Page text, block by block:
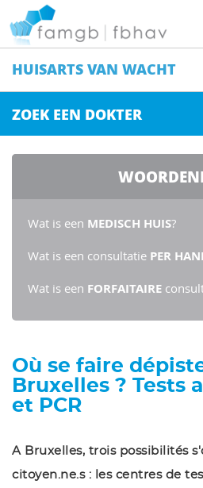
Où se faire
Bruxelles ? Tests
et PCR
A Bruxelles, trois possibilités
citoyen.ne.s : les centres de
HUISARTSVAN WACHT
ZOEK EEN DOKTER
Wat is een MEDISCH HUIS?
Wat is een consultatie PER
Wat is een FORFAITAIRE